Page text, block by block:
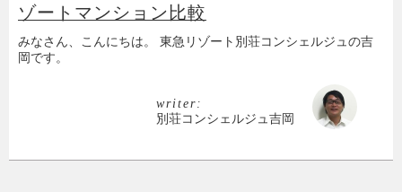
ゾートマンション比較
みなさん、こんにちは。 東急リゾート別荘コンシェルジュの吉
岡です。
writer:
別荘コンシェルジュ吉岡